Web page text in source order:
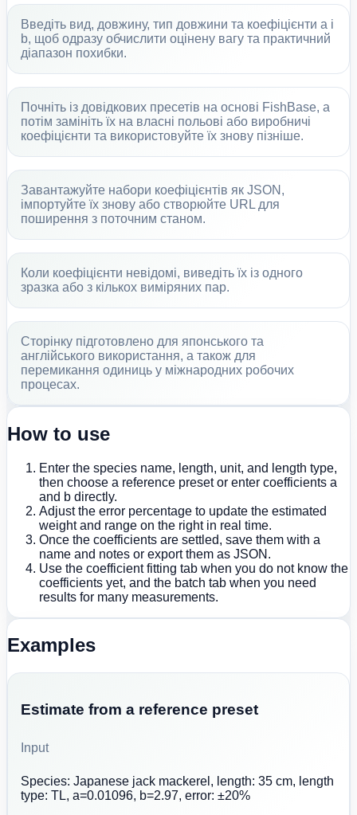
Введіть вид, довжину, тип довжини та коефіцієнти a і
b, щоб одразу обчислити оцінену вагу та практичний
діапазон похибки.
Почніть із довідкових пресетів на основі FishBase, а
потім замініть їх на власні польові або виробничі
коефіцієнти та використовуйте їх знову пізніше.
Завантажуйте набори коефіцієнтів як JSON,
імпортуйте їх знову або створюйте URL для
поширення з поточним станом.
Коли коефіцієнти невідомі, виведіть їх із одного
зразка або з кількох виміряних пар.
Сторінку підготовлено для японського та
англійського використання, а також для
перемикання одиниць у міжнародних робочих
процесах.
How to use
Enter the species name, length, unit, and length type,
then choose a reference preset or enter coefficients a
and b directly.
Adjust the error percentage to update the estimated
weight and range on the right in real time.
Once the coefficients are settled, save them with a
name and notes or export them as JSON.
Use the coefficient fitting tab when you do not know the
coefficients yet, and the batch tab when you need
results for many measurements.
Examples
Estimate from a reference preset
Input
Species: Japanese jack mackerel, length: 35 cm, length
type: TL, a=0.01096, b=2.97, error: ±20%